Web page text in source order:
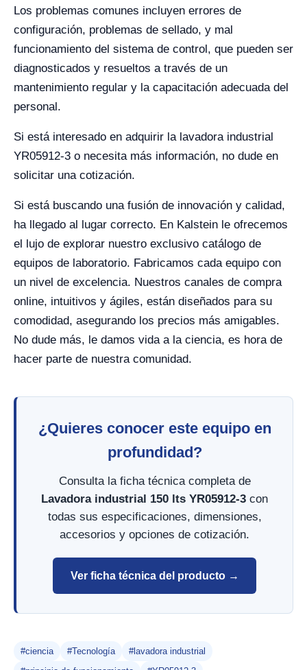
Los problemas comunes incluyen errores de
configuración, problemas de sellado, y mal
funcionamiento del sistema de control, que pueden ser
diagnosticados y resueltos a través de un
mantenimiento regular y la capacitación adecuada del
personal.
Si está interesado en adquirir la lavadora industrial
YR05912-3 o necesita más información, no dude en
solicitar una cotización.
Si está buscando una fusión de innovación y calidad,
ha llegado al lugar correcto. En Kalstein le ofrecemos
el lujo de explorar nuestro exclusivo catálogo de
equipos de laboratorio. Fabricamos cada equipo con
un nivel de excelencia. Nuestros canales de compra
online, intuitivos y ágiles, están diseñados para su
comodidad, asegurando los precios más amigables.
No dude más, le damos vida a la ciencia, es hora de
hacer parte de nuestra comunidad.
¿Quieres conocer este equipo en
profundidad?
Consulta la ficha técnica completa de
Lavadora industrial 150 lts YR05912-3 con
todas sus especificaciones, dimensiones,
accesorios y opciones de cotización.
Ver ficha técnica del producto →
#ciencia #Tecnología
#lavadora industrial